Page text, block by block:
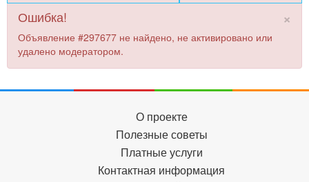
×
Ошибка!
Объявление #297677 не найдено, не активировано или
удалено модератором.
О проекте
Полезные советы
Платные услуги
Контактная информация